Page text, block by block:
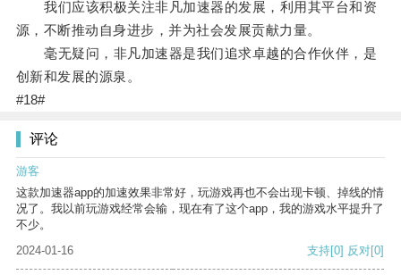
我们应该积极关注非凡加速器的发展，利用其平台和资
源，不断推动自身进步，并为社会发展贡献力量。
毫无疑问，非凡加速器是我们追求卓越的合作伙伴，是
创新和发展的源泉。
#18#
评论
游客
这款加速器app的加速效果非常好，玩游戏再也不会出现卡顿、掉线的情
况了。我以前玩游戏经常会输，现在有了这个app，我的游戏水平提升了
不少。
2024-01-16
支持[0] 反对[0]